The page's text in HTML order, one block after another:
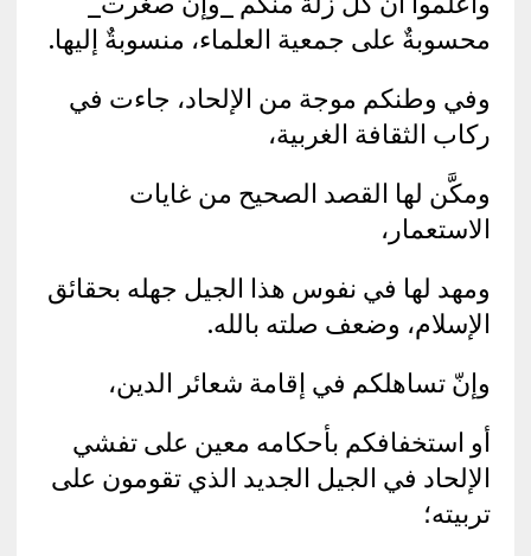
محسوبةٌ على جمعية العلماء، منسوبةٌ إليها.
وفي وطنكم موجة من الإلحاد، جاءت في
ركاب الثقافة الغربية،
ومكَّن لها القصد الصحيح من غايات
الاستعمار،
ومهد لها في نفوس هذا الجيل جهله بحقائق
الإسلام، وضعف صلته بالله.
وإنّ تساهلكم في إقامة شعائر الدين،
أو استخفافكم بأحكامه معين على تفشي
الإلحاد في الجيل الجديد الذي تقومون على
تربيته؛